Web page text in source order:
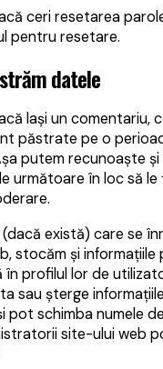
ceri resetarea
pentru resetare.
datele
lași un comentariu,
păstrate pe o
putem recunoaște
următoare în loc să
există) care se
stocăm și informațiile
în profilul lor de
sau șterge
pot schimba numele
site-ului web